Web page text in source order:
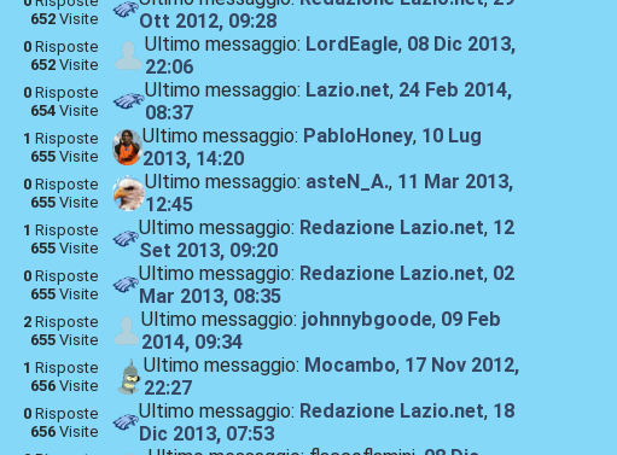
652Visite
Ott 2012, 09:28
0Risposte
652Visite
Ultimo messaggio: LordEagle, 08 Dic 2013,
22:06
0Risposte
654Visite
Ultimo messaggio: Lazio.net, 24 Feb 2014,
08:37
1 Risposte
655Visite
Ultimo messaggio: PabloHoney, 10 Lug
2013, 14:20
0Risposte
655Visite
Ultimo messaggio: asteN_A., 11 Mar 2013,
12:45
1 Risposte
655Visite
Ultimo messaggio: Redazione Lazio.net, 12
Set 2013, 09:20
0Risposte
655Visite
Ultimo messaggio: Redazione Lazio.net, 02
Mar 2013, 08:35
2Risposte
655Visite
Ultimo messaggio: johnnybgoode, 09 Feb
2014, 09:34
1 Risposte
656Visite
Ultimo messaggio: Mocambo, 17 Nov 2012,
22:27
0Risposte
656Visite
Ultimo messaggio: Redazione Lazio.net, 18
Dic 2013, 07:53